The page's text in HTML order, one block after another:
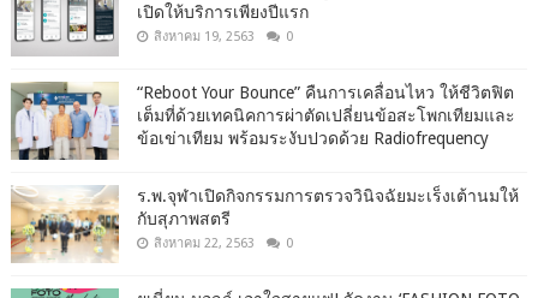
เปิดให้บริการเพียงปีแรก
สิงหาคม 19, 2563 0
“Reboot Your Bounce” คืนการเคลื่อนไหว ให้ชีวิตฟิต
เต็มที่ด้วยเทคนิคการผ่าตัดเปลี่ยนข้อสะโพกเทียมและ
ข้อเข่าเทียม พร้อมระงับปวดด้วย Radiofrequency
ร.พ.จุฬาเปิดกิจกรรมการตรวจวินิจฉัยมะเร็งเต้านมให้
กับสุภาพสตรี
สิงหาคม 22, 2563 0